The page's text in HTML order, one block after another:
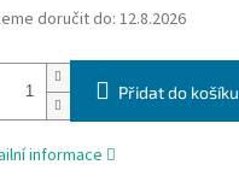
doručit do:12.8.2026
Přidat do košíku
informace